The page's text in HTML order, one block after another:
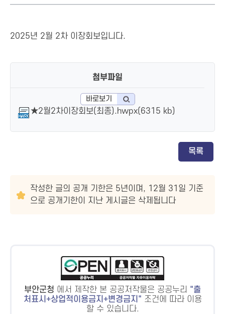
2025년 2월 2차 이장회보입니다.
첨부파일
바로보기
★2월2차이장회보(최종).hwpx(6315 kb)
목록
작성한 글의 공개 기한은 5년이며, 12월 31일 기준
으로 공개기한이 지난 게시글은 삭제됩니다
부안군청 에서 제작한 본 공공저작물은 공공누리
출
처표시+상업적이용금지+변경금지
조건에 따라 이용
할 수 있습니다.